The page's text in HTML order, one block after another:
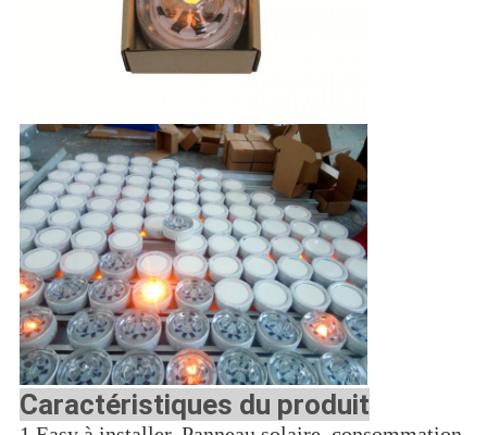
Caractéristiques du produit